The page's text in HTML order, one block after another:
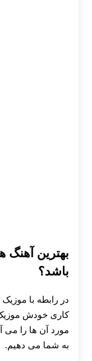
بهترین
باشد؟
در رابطه با موزیک
مورد آن ها را می
به شما می دهیم.